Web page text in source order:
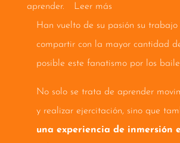
aprender.
Leer más
Han vuelto de su pasión su trabajo
compartir con la mayor cantidad
posible este fanatismo por los
No solo se trata de aprender
y realizar ejercitación, sino que
una experiencia de inmersión